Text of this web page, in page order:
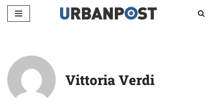
contenuto
Vittoria Verdi